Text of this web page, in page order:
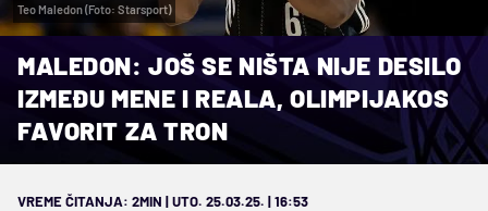
Teo Maledon (Foto: Starsport)
MALEDON: JOŠ SE NIŠTA NIJE DESILO
IZMEĐU MENE I REALA, OLIMPIJAKOS
FAVORIT ZA TRON
VREME ČITANJA: 2MIN | UTO. 25.03.25. | 16:53